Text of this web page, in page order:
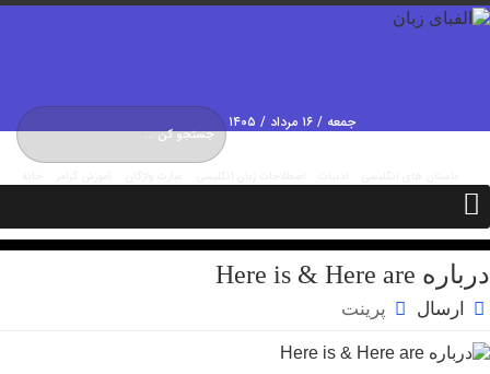
جمعه / ۱۶ مرداد / ۱۴۰۵
درباره Here is & Here are
ارسال پرینت